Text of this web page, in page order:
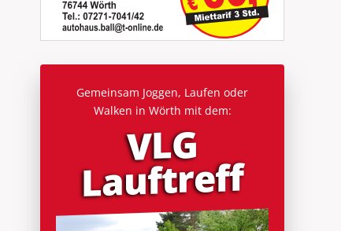
Gemeinsam Joggen, Laufen oder
Walken in Wörth mit dem:
VLG
Lauf­treff